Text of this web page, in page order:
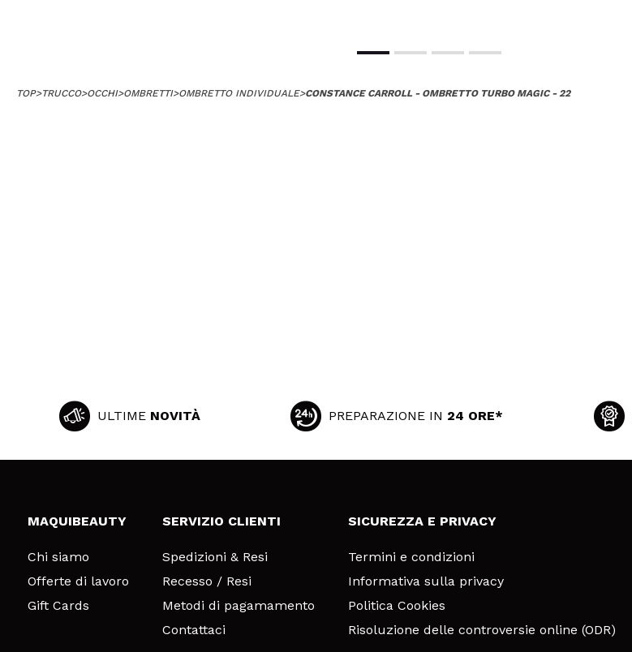
TOP>TRUCCO>OCCHI>OMBRETTI>OMBRETTO INDIVIDUALE>CONSTANCE CARROLL - OMBRETTO TURBO MAGIC - 22
ULTIME NOVITÀ PREPARAZIONE IN 24 ORE*
MAQUIBEAUTY
Chi siamo
Offerte di lavoro
Gift Cards
SERVIZIO CLIENTI
Spedizioni & Resi
Recesso / Resi
Metodi di pagamamento
Contattaci
SICUREZZA E PRIVACY
Termini e condizioni
Informativa sulla privacy
Politica Cookies
Risoluzione delle controversie online (ODR)